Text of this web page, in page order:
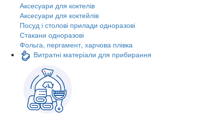
Аксесуари для коктелів
Аксесуари для коктейлів
Посуд і столові прилади одноразові
Стакани одноразові
Фольга, пергамент, харчова плівка
Витратні матеріали для прибирання